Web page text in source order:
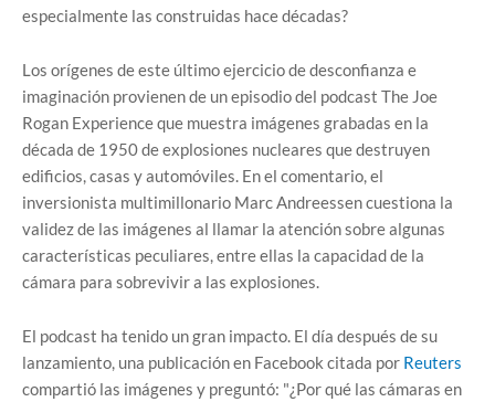
especialmente las construidas hace décadas?
Los orígenes de este último ejercicio de desconfianza e
imaginación provienen de un episodio del podcast The Joe
Rogan Experience que muestra imágenes grabadas en la
década de 1950 de explosiones nucleares que destruyen
edificios, casas y automóviles. En el comentario, el
inversionista multimillonario Marc Andreessen cuestiona la
validez de las imágenes al llamar la atención sobre algunas
características peculiares, entre ellas la capacidad de la
cámara para sobrevivir a las explosiones.
El podcast ha tenido un gran impacto. El día después de su
lanzamiento, una publicación en Facebook citada por Reuters
compartió las imágenes y preguntó: "¿Por qué las cámaras en